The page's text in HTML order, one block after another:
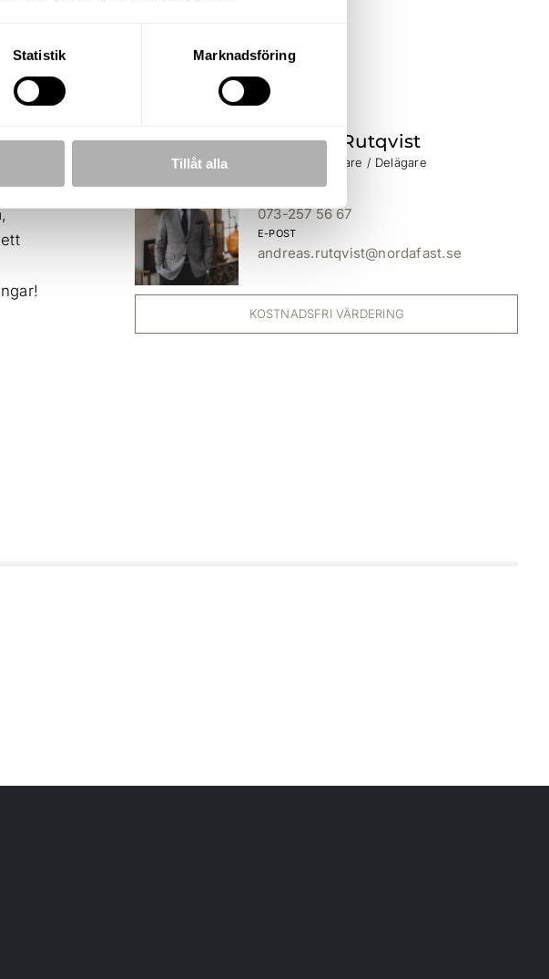
Statistik Marknadsföring
Tillåt alla
Andreas Rutqvist
Fastighetsmäklare / Delägare
073-257 56 67
E-POST
andreas.rutqvist@nordafast.se
KOSTNADSFRI VÄRDERING